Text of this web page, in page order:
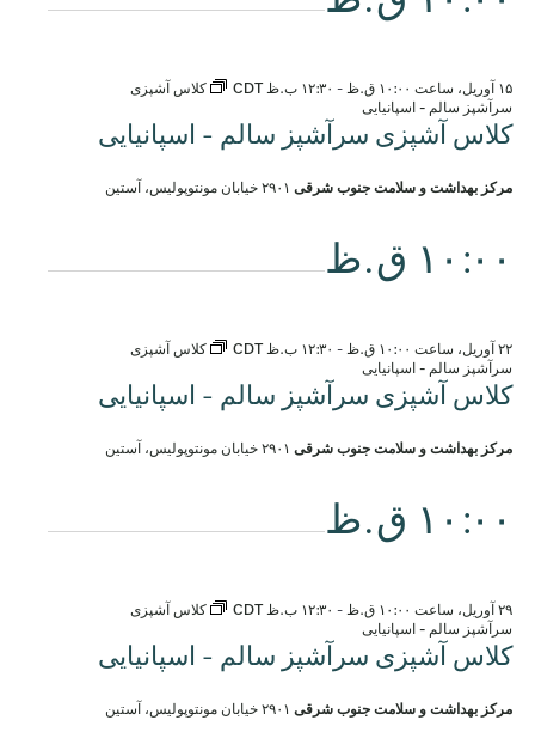
کلاس آشپزی سرآشپز سالم - اسپانیایی
۱۵ آوریل، ساعت ۱۰:۰۰ ق.ظ - ۱۲:۳۰ ب.ظ CDT
کلاس آشپزی
سرآشپز سالم - اسپانیایی
مرکز بهداشت و سلامت جنوب شرقی ۲۹۰۱ خیابان مونتوپولیس، آستین
۱۰:۰۰ ق.ظ
کلاس آشپزی سرآشپز سالم - اسپانیایی
۲۲ آوریل، ساعت ۱۰:۰۰ ق.ظ - ۱۲:۳۰ ب.ظ CDT
کلاس آشپزی
سرآشپز سالم - اسپانیایی
مرکز بهداشت و سلامت جنوب شرقی ۲۹۰۱ خیابان مونتوپولیس، آستین
۱۰:۰۰ ق.ظ
کلاس آشپزی سرآشپز سالم - اسپانیایی
۲۹ آوریل، ساعت ۱۰:۰۰ ق.ظ - ۱۲:۳۰ ب.ظ CDT
کلاس آشپزی
سرآشپز سالم - اسپانیایی
مرکز بهداشت و سلامت جنوب شرقی ۲۹۰۱ خیابان مونتوپولیس، آستین